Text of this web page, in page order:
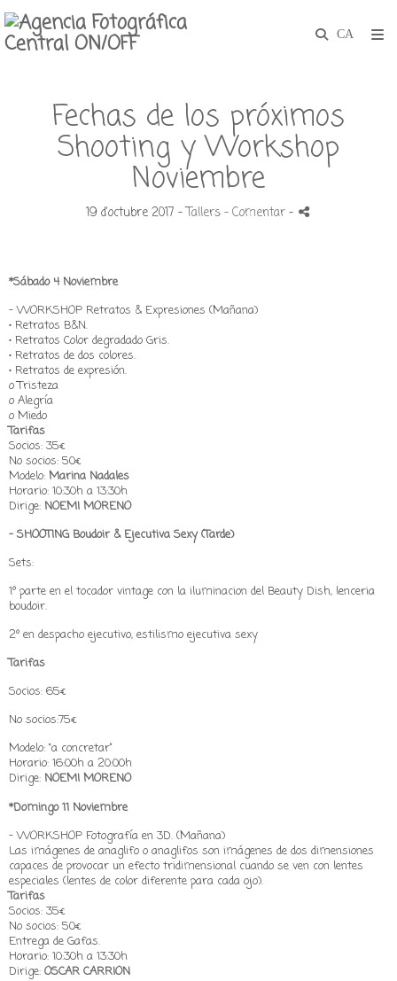
Fechas de los próximos
Shooting y Workshop
Noviembre
19 d'octubre 2017 -Tallers- Comentar-
*Sábado 4 Noviembre
- WORKSHOP Retratos & Expresiones (Mañana)
• Retratos B&N.
• Retratos Color degradado Gris.
• Retratos de dos colores.
• Retratos de expresión.
o Tristeza
o Alegría
o Miedo
Tarifas
Socios: 35€
No socios: 50€
Modelo: Marina Nadales
Horario: 10:30h a 13:30h
Dirige: NOEMI MORENO
- SHOOTING Boudoir & Ejecutiva Sexy (Tarde)
Sets:
1º parte en el tocador vintage con la iluminacion del Beauty Dish, lenceria
boudoir.
2º en despacho ejecutivo, estilismo ejecutiva sexy
Tarifas
Socios: 65€
No socios:75€
Modelo: “a concretar”
Horario: 16:00h a 20:00h
Dirige: NOEMI MORENO
*Domingo 11 Noviembre
- WORKSHOP Fotografía en 3D. (Mañana)
Las imágenes de anaglifo o anaglifos son imágenes de dos dimensiones
capaces de provocar un efecto tridimensional cuando se ven con lentes
especiales (lentes de color diferente para cada ojo).
Tarifas
Socios: 35€
No socios: 50€
Entrega de Gafas.
Horario: 10:30h a 13:30h
Dirige: OSCAR CARRION